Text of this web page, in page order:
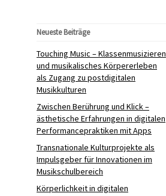
Neueste Beiträge
Touching Music – Klassenmusizieren
und musikalisches Körpererleben
als Zugang zu postdigitalen
Musikkulturen
Zwischen Berührung und Klick –
ästhetische Erfahrungen in digitalen
Performancepraktiken mit Apps
Transnationale Kulturprojekte als
Impulsgeber für Innovationen im
Musikschulbereich
Körperlichkeit in digitalen